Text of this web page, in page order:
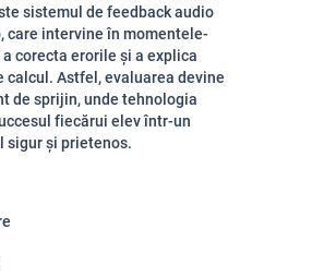
sistemul de feedback audio
care intervine în momentele-
corecta erorile și a explica
calcul. Astfel, evaluarea devine
de sprijin, unde tehnologia
fiecărui elev într-un
sigur și prietenos.